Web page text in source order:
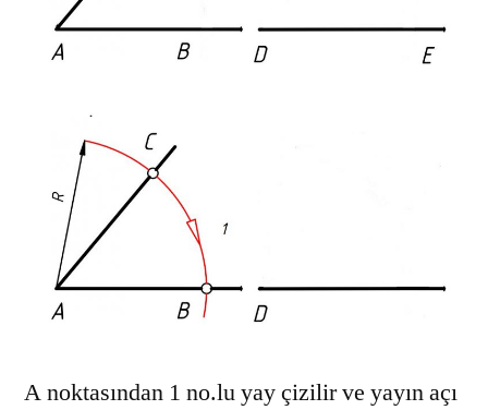
A noktasından 1 no.lu yay çizilir ve yayın açı